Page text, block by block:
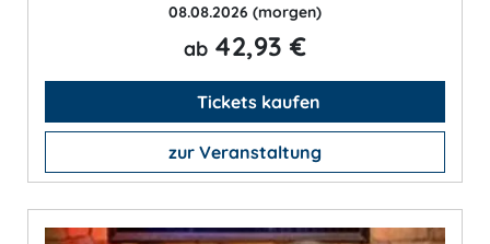
08.08.2026 (morgen)
ab 42,93 €
Tickets kaufen
zur Veranstaltung